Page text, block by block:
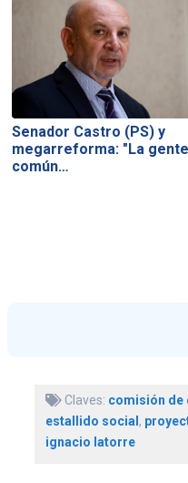
Senador Castro (PS) y
megarreforma: "La gente
común…
Claves: comisión de
estallido social,
ignacio latorre